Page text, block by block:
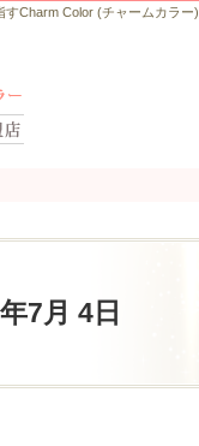
7月 4日
Charm Color (チャームカラー)